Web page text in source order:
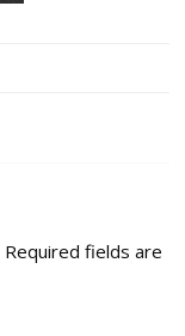
Required fields are